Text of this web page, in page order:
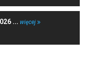
... więcej